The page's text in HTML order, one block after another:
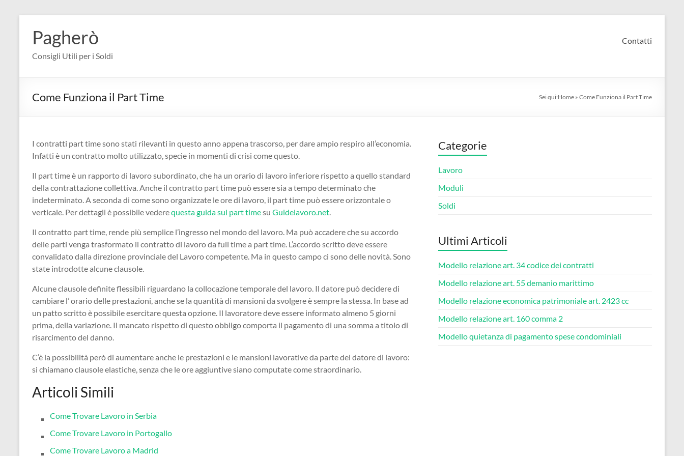
contenuto
Pagherò
Consigli Utili per i Soldi
Contatti
Come Funziona il Part Time Sei qui:Home » Come Funziona il Part Time
I contratti part time sono stati rilevanti in questo anno appena trascorso, per dare ampio respiro all’economia.
Infatti è un contratto molto utilizzato, specie in momenti di crisi come questo.
Il part time è un rapporto di lavoro subordinato, che ha un orario di lavoro inferiore rispetto a quello standard
della contrattazione collettiva. Anche il contratto part time può essere sia a tempo determinato che
indeterminato. A seconda di come sono organizzate le ore di lavoro, il part time può essere orizzontale o
verticale. Per dettagli è possibile vederequesta guida sul part timesu Guidelavoro.net.
Il contratto part time, rende più semplice l’ingresso nel mondo del lavoro. Ma può accadere che su accordo
delle parti venga trasformato il contratto di lavoro da full time a part time. L’accordo scritto deve essere
convalidato dalla direzione provinciale del Lavoro competente. Ma in questo campo ci sono delle novità. Sono
state introdotte alcune clausole.
Alcune clausole definite flessibili riguardano la collocazione temporale del lavoro. Il datore può decidere di
cambiare l’ orario delle prestazioni, anche se la quantità di mansioni da svolgere è sempre la stessa. In base ad
un patto scritto è possibile esercitare questa opzione. Il lavoratore deve essere informato almeno 5 giorni
prima, della variazione. Il mancato rispetto di questo obbligo comporta il pagamento di una somma a titolo di
risarcimento del danno.
C’è la possibilità però di aumentare anche le prestazioni e le mansioni lavorative da parte del datore di lavoro:
si chiamano clausole elastiche, senza che le ore aggiuntive siano computate come straordinario.
Articoli Simili
Come Trovare Lavoro in Serbia
Come Trovare Lavoro in Portogallo
Come Trovare Lavoro a Madrid
Categorie
Lavoro
Moduli
Soldi
Ultimi Articoli
Modello relazione art. 34 codice dei contratti​
Modello relazione art. 55 demanio marittimo​
Modello relazione economica patrimoniale art. 2423 cc​
Modello relazione art. 160 comma 2​
Modello quietanza di pagamento spese condominiali​